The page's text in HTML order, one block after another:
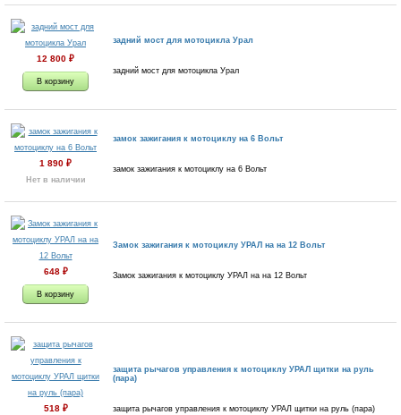
12 800 ₽
задний мост для мотоцикла Урал
задний мост для мотоцикла Урал
1 890 ₽
Нет в наличии
замок зажигания к мотоциклу на 6 Вольт
замок зажигания к мотоциклу на 6 Вольт
648 ₽
Замок зажигания к мотоциклу УРАЛ на на 12 Вольт
Замок зажигания к мотоциклу УРАЛ на на 12 Вольт
518 ₽
защита рычагов управления к мотоциклу УРАЛ щитки на руль
(пара)
защита рычагов управления к мотоциклу УРАЛ щитки на руль (пара)